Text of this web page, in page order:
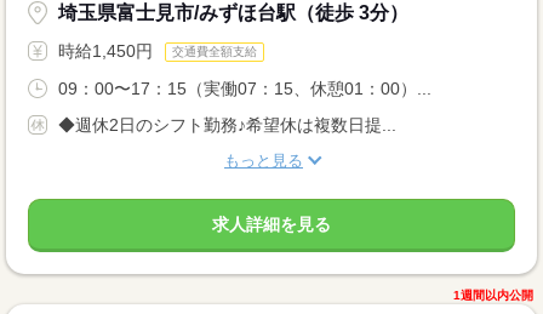
埼玉県富士見市/みずほ台駅（徒歩 3分）
時給1,450円 交通費全額支給
09：00〜17：15（実働07：15、休憩01：00）...
◆週休2日のシフト勤務♪希望休は複数日提...
もっと見る
求人詳細を見る
1週間以内公開